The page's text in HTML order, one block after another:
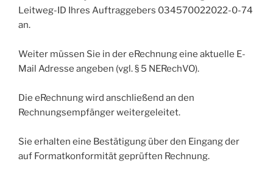
Leitweg-ID Ihres Auftraggebers 034570022022-0-74
an.
Weiter müssen Sie in der eRechnung eine aktuelle E-
Mail Adresse angeben (vgl. § 5 NERechVO).
Die eRechnung wird anschließend an den
Rechnungsempfänger weitergeleitet.
Sie erhalten eine Bestätigung über den Eingang der
auf Formatkonformität geprüften Rechnung.